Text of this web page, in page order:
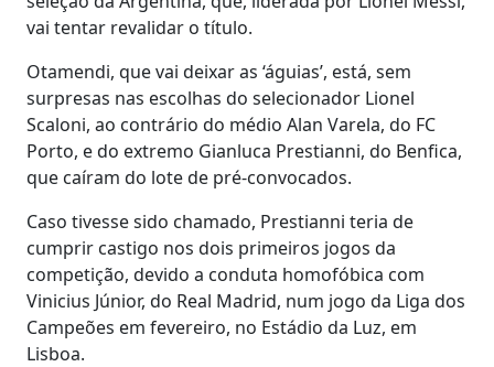
vai tentar revalidar o título.
Otamendi, que vai deixar as ‘águias’, está, sem
surpresas nas escolhas do selecionador Lionel
Scaloni, ao contrário do médio Alan Varela, do FC
Porto, e do extremo Gianluca Prestianni, do Benfica,
que caíram do lote de pré-convocados.
Caso tivesse sido chamado, Prestianni teria de
cumprir castigo nos dois primeiros jogos da
competição, devido a conduta homofóbica com
Vinicius Júnior, do Real Madrid, num jogo da Liga dos
Campeões em fevereiro, no Estádio da Luz, em
Lisboa.